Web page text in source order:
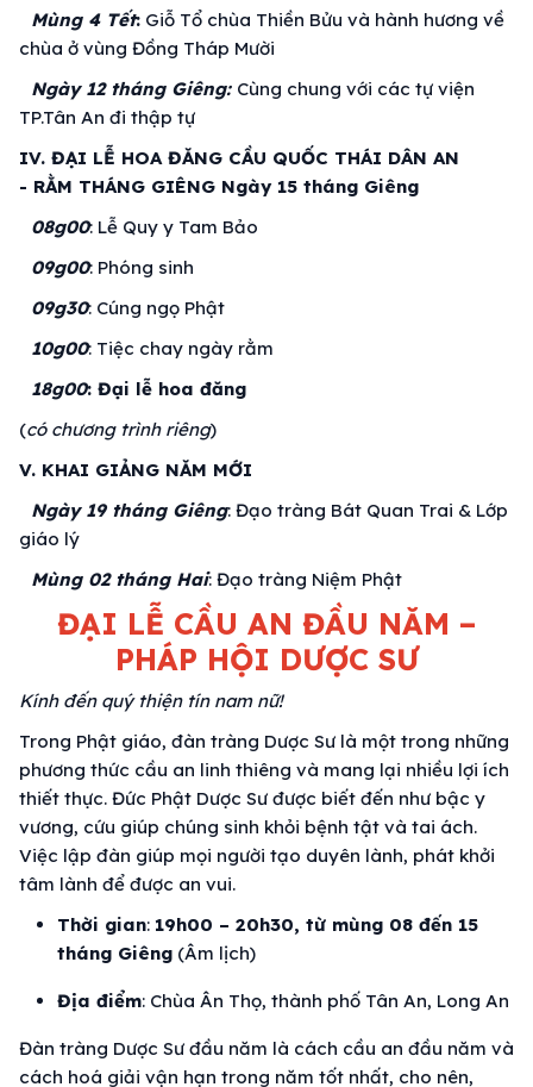
Mùng 4 Tết: Giỗ Tổ chùa Thiền Bửu và hành hương về
chùa ở vùng Đồng Tháp Mười
Ngày 12 tháng Giêng: Cùng chung với các tự viện
TP.Tân An đi thập tự
IV. ĐẠI LỄ HOA ĐĂNG CẦU QUỐC THÁI DÂN AN
- RẰM THÁNG GIÊNG Ngày 15 tháng Giêng
08g00: Lễ Quy y Tam Bảo
09g00: Phóng sinh
09g30: Cúng ngọ Phật
10g00: Tiệc chay ngày rằm
18g00: Đại lễ hoa đăng
(có chương trình riêng)
V. KHAI GIẢNG NĂM MỚI
Ngày 19 tháng Giêng: Đạo tràng Bát Quan Trai & Lớp
giáo lý
Mùng 02 tháng Hai: Đạo tràng Niệm Phật
ĐẠI LỄ CẦU AN ĐẦU NĂM –
PHÁP HỘI DƯỢC SƯ
Kính đến quý thiện tín nam nữ!
Trong Phật giáo, đàn tràng Dược Sư là một trong những
phương thức cầu an linh thiêng và mang lại nhiều lợi ích
thiết thực. Đức Phật Dược Sư được biết đến như bậc y
vương, cứu giúp chúng sinh khỏi bệnh tật và tai ách.
Việc lập đàn giúp mọi người tạo duyên lành, phát khởi
tâm lành để được an vui.
Thời gian: 19h00 – 20h30, từ mùng 08 đến 15
tháng Giêng (Âm lịch)
Địa điểm: Chùa Ân Thọ, thành phố Tân An, Long An
Đàn tràng Dược Sư đầu năm là cách cầu an đầu năm và
cách hoá giải vận hạn trong năm tốt nhất, cho nên,